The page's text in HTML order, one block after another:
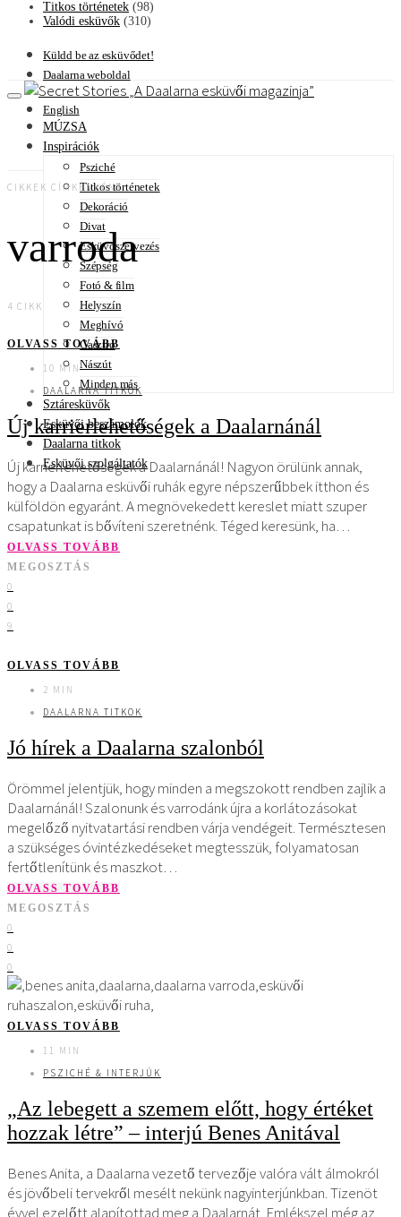
Titkos történetek (98)
Valódi esküvők (310)
Küldd be az esküvődet!
Daalarna weboldal
English
A Daalarna esküvői magazinja
MÚZSA
Inspirációk
Psziché
Titkos történetek
Dekoráció
Divat
Esküvőszervezés
Szépség
Fotó & film
Helyszín
Meghívó
Gasztro
Nászút
Minden más
Sztáresküvők
Esküvői beszámolók
Daalarna titkok
Esküvői szolgáltatók
CIKKEK CÍMKÉNKÉNT
varroda
4 CIKK
OLVASS TOVÁBB
10 MIN
DAALARNA TITKOK
Új karrierlehetőségek a Daalarnánál
Új karrierlehetőségek a Daalarnánál! Nagyon örülünk annak,
hogy a Daalarna esküvői ruhák egyre népszerűbbek itthon és
külföldön egyaránt. A megnövekedett kereslet miatt szuper
csapatunkat is bővíteni szeretnénk. Téged keresünk, ha…
OLVASS TOVÁBB
MEGOSZTÁS
0
0
9
OLVASS TOVÁBB
2 MIN
DAALARNA TITKOK
Jó hírek a Daalarna szalonból
Örömmel jelentjük, hogy minden a megszokott rendben zajlik a
Daalarnánál! Szalonunk és varrodánk újra a korlátozásokat
megelőző nyitvatartási rendben várja vendégeit. Természtesen
a szükséges óvintézkedéseket megtesszük, folyamatosan
fertőtlenítünk és maszkot…
OLVASS TOVÁBB
MEGOSZTÁS
0
0
0
OLVASS TOVÁBB
11 MIN
PSZICHÉ & INTERJÚK
„Az lebegett a szemem előtt, hogy értéket
hozzak létre” – interjú Benes Anitával
Benes Anita, a Daalarna vezető tervezője valóra vált álmokról
és jövőbeli tervekről mesélt nekünk nagyinterjúnkban. Tizenöt
évvel ezelőtt alapítottad meg a Daalarnát. Emlékszel még az